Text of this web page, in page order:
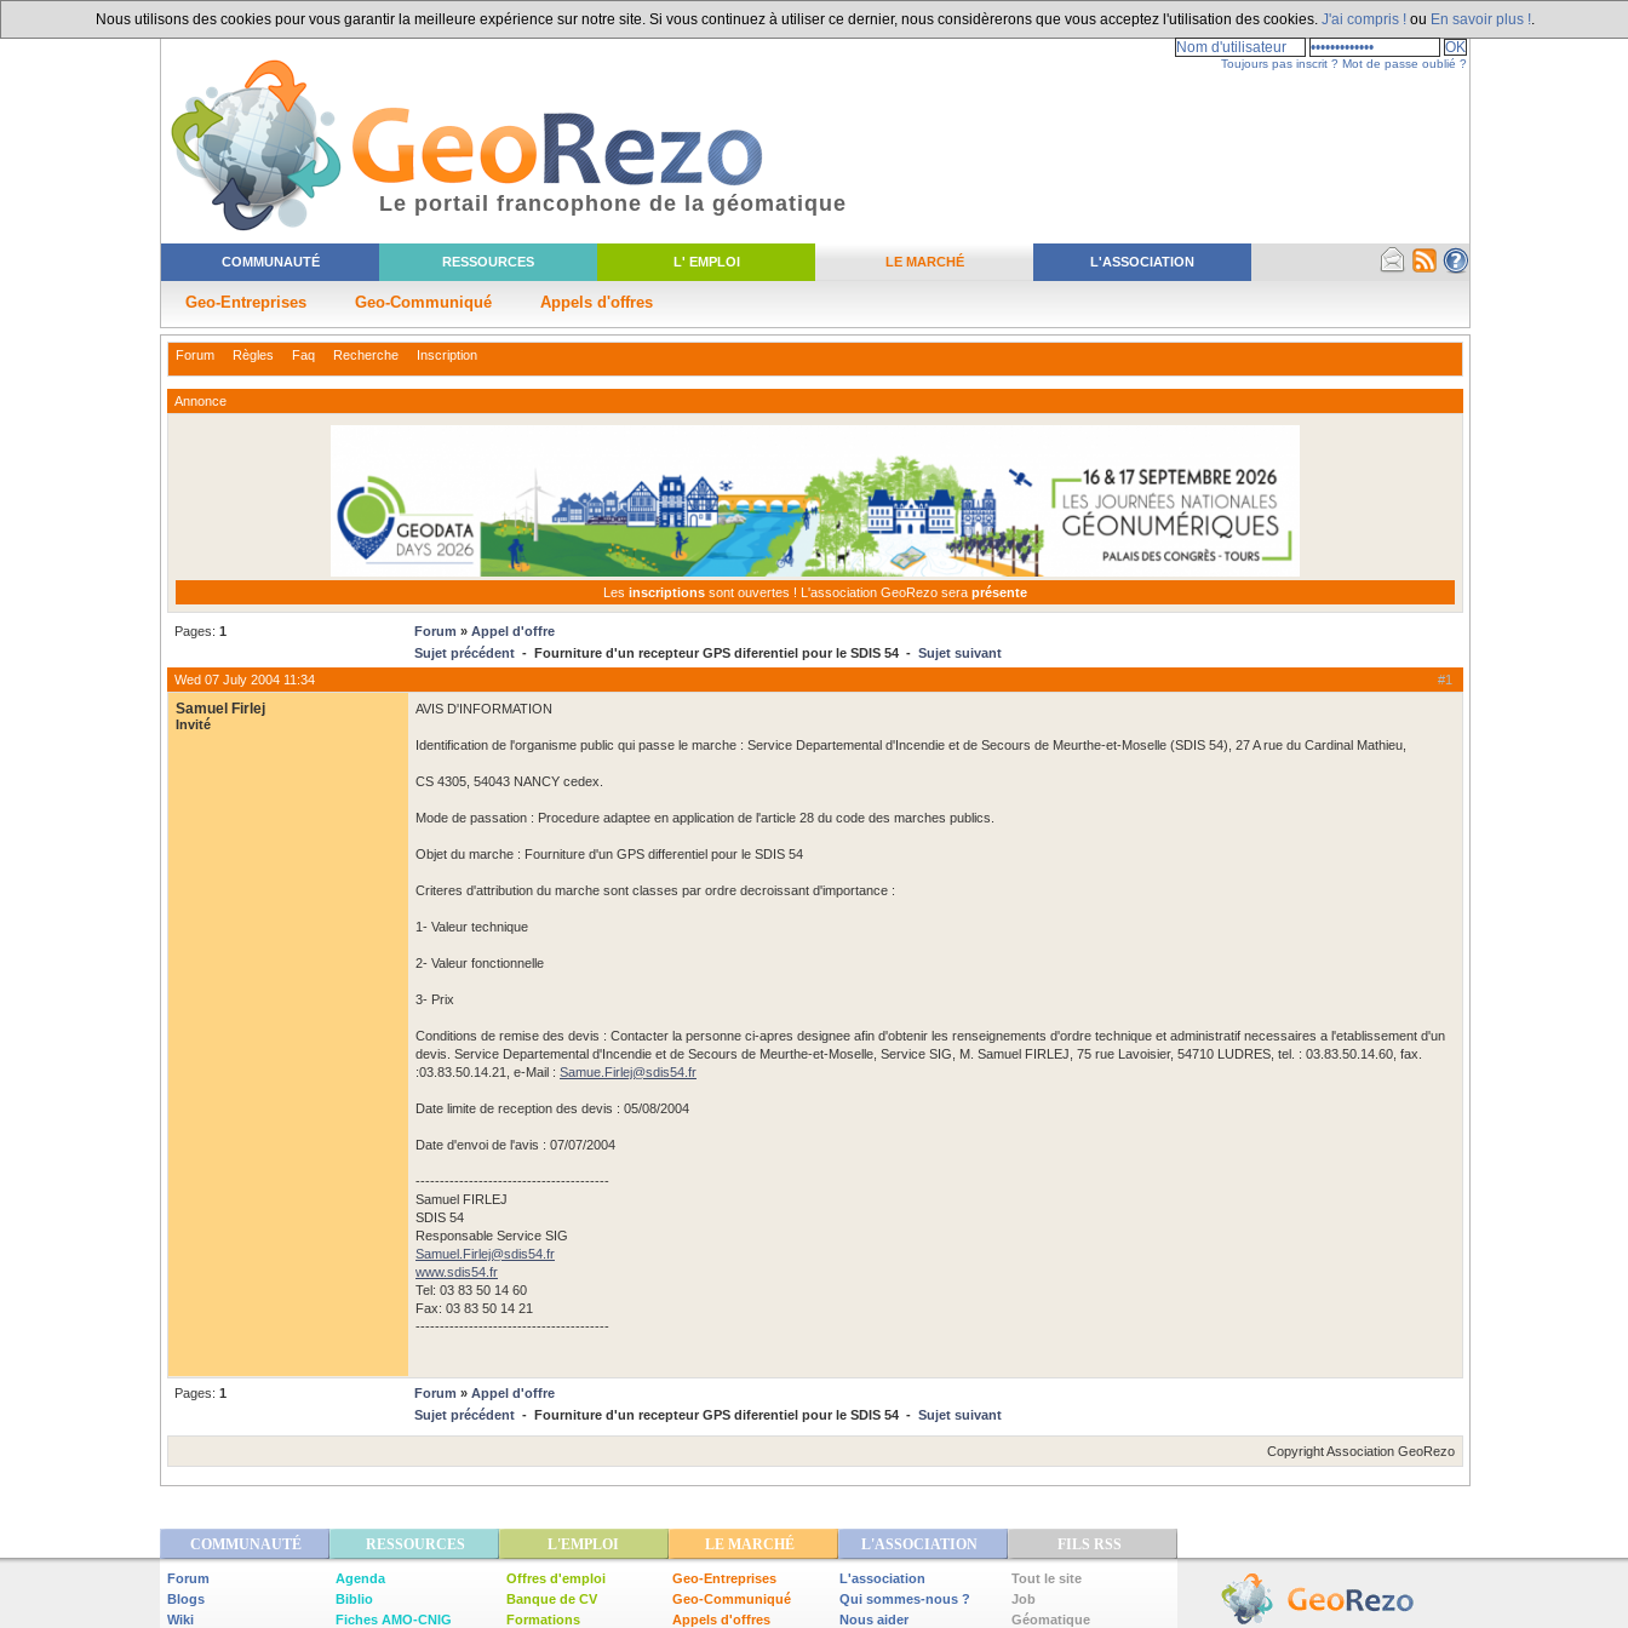
Nous utilisons des cookies pour vous garantir la meilleure expérience sur notre site. Si vous continuez à utiliser ce dernier, nous considèrerons que vous acceptez l'utilisation des cookies. J'ai compris ! ou En savoir plus !
COMMUNAUTÉ RESSOURCES L' EMPLOI LE MARCHÉ L'ASSOCIATION
Geo-Entreprises Geo-Communiqué Appels d'offres
Le portail francophone de la géomatique
Toujours pas inscrit ? Mot de passe oublié ?
Forum Règles Faq Recherche Inscription
Annonce
Les inscriptions sont ouvertes ! L'association GeoRezo sera présente
Pages: 1 Forum » Appel d'offre
Sujet précédent - Fourniture d'un recepteur GPS diferentiel pour le SDIS 54 - Sujet suivant
#1
Wed 07 July 2004 11:34
Samuel Firlej
Invité
AVIS D'INFORMATION
Identification de l'organisme public qui passe le marche : Service Departemental d'Incendie et de Secours de Meurthe-et-Moselle (SDIS 54), 27 A rue du Cardinal Mathieu,
CS 4305, 54043 NANCY cedex.
Mode de passation : Procedure adaptee en application de l'article 28 du code des marches publics.
Objet du marche : Fourniture d'un GPS differentiel pour le SDIS 54
Criteres d'attribution du marche sont classes par ordre decroissant d'importance :
1- Valeur technique
2- Valeur fonctionnelle
3- Prix
Conditions de remise des devis : Contacter la personne ci-apres designee afin d'obtenir les renseignements d'ordre technique et administratif necessaires a l'etablissement d'un
devis. Service Departemental d'Incendie et de Secours de Meurthe-et-Moselle, Service SIG, M. Samuel FIRLEJ, 75 rue Lavoisier, 54710 LUDRES, tel. : 03.83.50.14.60, fax.
:03.83.50.14.21, e-Mail : Samue.Firlej@sdis54.fr
Date limite de reception des devis : 05/08/2004
Date d'envoi de l'avis : 07/07/2004
----------------------------------------
Samuel FIRLEJ
SDIS 54
Responsable Service SIG
Samuel.Firlej@sdis54.fr
www.sdis54.fr
Tel: 03 83 50 14 60
Fax: 03 83 50 14 21
----------------------------------------
Pages: 1 Forum » Appel d'offre
Sujet précédent - Fourniture d'un recepteur GPS diferentiel pour le SDIS 54 - Sujet suivant
Copyright Association GeoRezo
COMMUNAUTÉ RESSOURCES L'EMPLOI LE MARCHÉ L'ASSOCIATION FILS RSS
Forum
Blogs
Wiki
Agenda
Biblio
Fiches AMO-CNIG
Offres d'emploi
Banque de CV
Formations
Geo-Entreprises
Geo-Communiqué
Appels d'offres
L'association
Qui sommes-nous ?
Nous aider
Tout le site
Job
Géomatique